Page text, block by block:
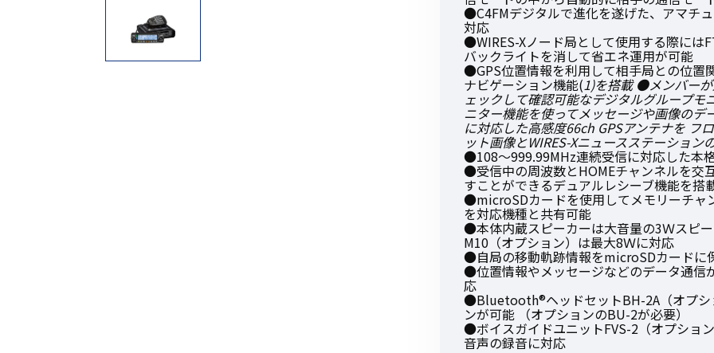
金額から探す
販売商品から探す
●C4FMデジタルで進化を遂げた、アマチ
対応
●WIRES-Xノード局として使用する際には
バックライトを消して省エネ運用が可能
●GPS位置情報を利用して相手局との位置
ナビゲーション機能(1)を搭載 ●メンバー
ェックして確認可能なデジタルグループ
ニター機能を使ってメッセージや画像の
に対応した高感度66ch GPSアンテナを
ット画像とWIRES-Xニュースステーショ
●108～999.99MHz連続受信に対応した本
●受信中の周波数とHOMEチャンネルを交
すことができるデュアルレシーブ機能を搭
●microSDカードを使用してメモリーチャ
を対応機種と共有可能
●本体内蔵スピーカーは大音量の3Ｗスピ
M10（オプション）は最大8Ｗに対応
●自局の移動軌跡情報をmicroSDカードに
●位置情報やメッセージなどのデータ通信
応
●Bluetooth®ヘッドセットBH-2A（オプシ
ンが可能 （オプションのBU-2が必要）
●ボイスガイドユニットFVS-2（オプショ
音声の録音に対応